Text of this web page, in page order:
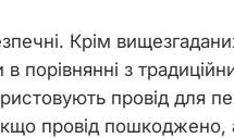
Крім
порівнянні з
провід для
провід